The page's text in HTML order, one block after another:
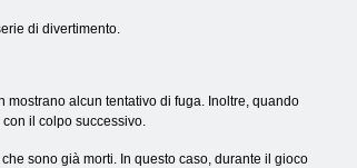
di divertimento.
mostrano alcun tentativo di fuga. Inoltre, quando
il colpo successivo.
sono già morti. In questo caso, durante il gioco